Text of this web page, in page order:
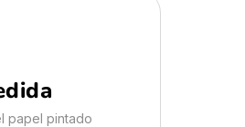
papel pintado